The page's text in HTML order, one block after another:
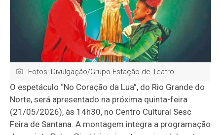
Fotos: Divulgação/Grupo Estação de Teatro
O espetáculo “No Coração da Lua”, do Rio Grande do
Norte, será apresentado na próxima quinta-feira
(21/05/2026), às 14h30, no Centro Cultural Sesc
Feira de Santana. A montagem integra a programação